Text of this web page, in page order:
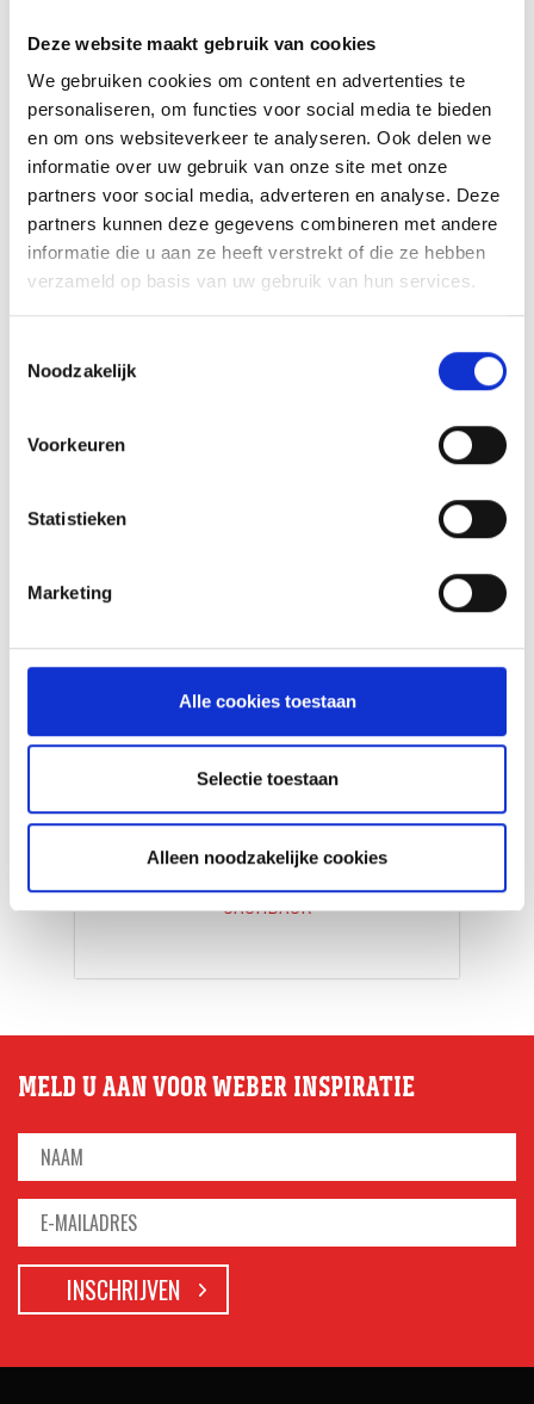
Deze website maakt gebruik van cookies
We gebruiken cookies om content en advertenties te
personaliseren, om functies voor social media te bieden
en om ons websiteverkeer te analyseren. Ook delen we
informatie over uw gebruik van onze site met onze
partners voor social media, adverteren en analyse. Deze
partners kunnen deze gegevens combineren met andere
informatie die u aan ze heeft verstrekt of die ze hebben
verzameld op basis van uw gebruik van hun services.
Noodzakelijk
Voorkeuren
Statistieken
Marketing
Alle cookies toestaan
Selectie toestaan
Alleen noodzakelijke cookies
GASBARBECUE
HANDMATIG
AANSTEKEN
HOW TO: AANSTEKEN EN
VOORBEREIDEN
NIEUWS
ONTVANG €50
CASHBACK OP JOUW
WEBER BARBECUE
CASHBACK
MELD U AAN VOOR WEBER INSPIRATIE